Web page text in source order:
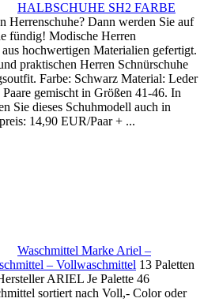
HALBSCHUHE SH2 FARBE
Herrenschuhe? Dann werden Sie auf
fündig! Modische Herren
hochwertigen Materialien gefertigt.
praktischen Herren Schnürschuhe
Farbe: Schwarz Material: Leder
gemischt in Größen 41-46. In
Sie dieses Schuhmodell auch in
14,90 EUR/Paar + ...
Waschmittel Marke Ariel –
– Vollwaschmittel 13 Paletten
ARIEL Je Palette 46
sortiert nach Voll,- Color oder